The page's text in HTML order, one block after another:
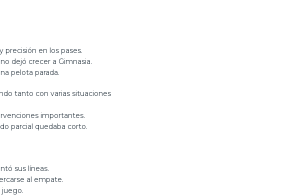
en los pases.
dejó crecer a Gimnasia.
pelota parada.
tanto con varias situaciones
importantes.
parcial quedaba corto.
sus líneas.
al empate.